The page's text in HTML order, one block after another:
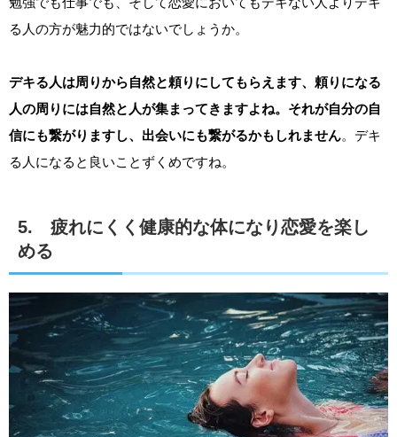
る人の方が魅力的ではないでしょうか。
デキる人は周りから自然と頼りにしてもらえます、頼りになる
人の周りには自然と人が集まってきますよね。それが自分の自
信にも繋がりますし、出会いにも繋がるかもしれません。デキ
る人になると良いことずくめですね。
5. 疲れにくく健康的な体になり恋愛を楽し
める